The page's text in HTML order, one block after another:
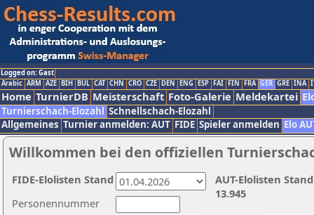
Logged on: Gast
Arabic ARM AZE BIH BUL CAT CHN CRO CZE DEN ENG ESP FAI FIN FRA GER GRE INA
Home TurnierDB Meisterschaft Foto-Galerie Meldekartei
Turnierschach-Elozahl Schnellschach-Elozahl
Allgemeines Turnier anmelden: AUT FIDE Spieler anmelden Elo
Willkommen bei den offiziellen
Personennummer
AUT-Elolisten
13.945
FIDE-Elolisten Stand